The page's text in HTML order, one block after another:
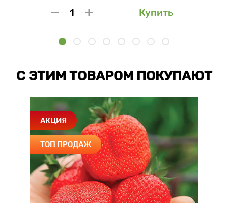
Купить
С ЭТИМ ТОВАРОМ ПОКУПАЮТ
АКЦИЯ
ТОП ПРОДАЖ